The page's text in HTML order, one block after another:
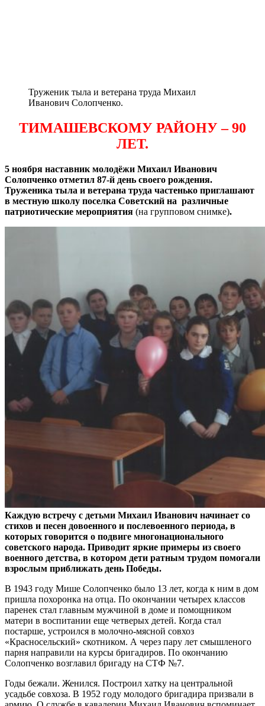
Труженик тыла и ветерана труда Михаил
Иванович Солопченко.
ТИМАШЕВСКОМУ РАЙОНУ – 90
ЛЕТ.
5 ноября наставник молодёжи Михаил Иванович
Солопченко отметил 87-й день своего рождения.
Труженика тыла и ветерана труда частенько приглашают
в местную школу поселка Советский на различные
патриотические мероприятия (на групповом снимке).
Каждую встречу с детьми Михаил Иванович начинает со
стихов и песен довоенного и послевоенного периода, в
которых говорится о подвиге многонационального
советского народа. Приводит яркие примеры из своего
военного детства, в котором дети ратным трудом помогали
взрослым приближать день Победы.
В 1943 году Мише Солопченко было 13 лет, когда к ним в дом
пришла похоронка на отца. По окончании четырех классов
паренек стал главным мужчиной в доме и помощником
матери в воспитании еще четверых детей. Когда стал
постарше, устроился в молочно-мясной совхоз
«Красносельский» скотником. А через пару лет смышленого
парня направили на курсы бригадиров. По окончанию
Солопченко возглавил бригаду на СТФ №7.
Годы бежали. Женился. Построил хатку на центральной
усадьбе совхоза. В 1952 году молодого бригадира призвали в